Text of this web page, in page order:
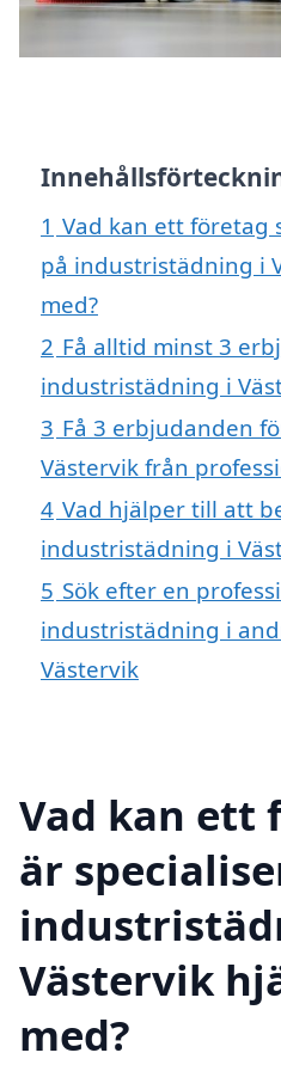
1 Vad kan ett företag
på industristädning i
med?
2 Få alltid minst 3
industristädning i
3 Få 3 erbjudanden
Västervik från
4 Vad hjälper till att
industristädning i
5 Sök efter en
industristädning i
Västervik
Vad kan ett
är
Västervik
med?